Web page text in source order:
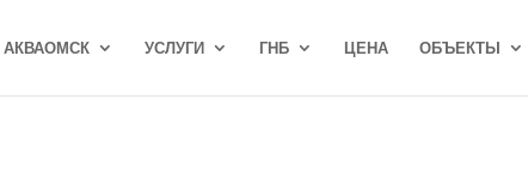
АКВАОМСК УСЛУГИ ГНБ ЦЕНА ОБЪЕКТЫ